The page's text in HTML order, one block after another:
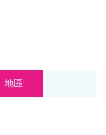
地區